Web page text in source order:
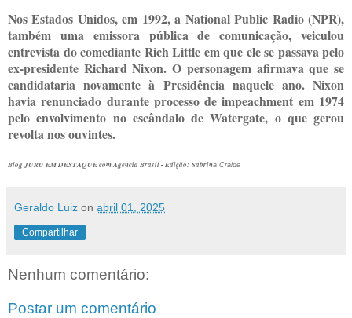
Nos Estados Unidos, em 1992, a National Public Radio (NPR),
também uma emissora pública de comunicação, veiculou
entrevista do comediante Rich Little em que ele se passava pelo
ex-presidente Richard Nixon. O personagem afirmava que se
candidataria novamente à Presidência naquele ano. Nixon
havia renunciado durante processo de impeachment em 1974
pelo envolvimento no escândalo de Watergate, o que gerou
revolta nos ouvintes.
Blog JURU EM DESTAQUE com Agência Brasil - Edição: Sabrina Craide
Geraldo Luiz on abril 01, 2025
Compartilhar
Nenhum comentário:
Postar um comentário